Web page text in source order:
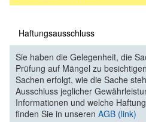
Haftungsausschluss
Sie haben die Gelegenheit, die
Prüfung auf Mängel zu
Sachen erfolgt, wie die Sache
Ausschluss jeglicher
Informationen und welche
finden Sie in unseren AGB (link)